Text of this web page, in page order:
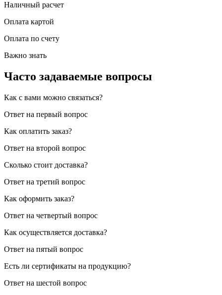
Наличный расчет
Оплата картой
Оплата по счету
Важно знать
Часто задаваемые вопросы
Как с вами можно связаться?
Ответ на первый вопрос
Как оплатить заказ?
Ответ на второй вопрос
Сколько стоит доставка?
Ответ на третий вопрос
Как оформить заказ?
Ответ на четвертый вопрос
Как осуществляется доставка?
Ответ на пятый вопрос
Есть ли сертификаты на продукцию?
Ответ на шестой вопрос